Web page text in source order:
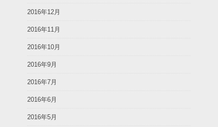
2016年12月
2016年11月
2016年10月
2016年9月
2016年7月
2016年6月
2016年5月